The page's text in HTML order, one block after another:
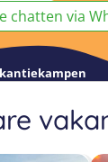
chatten via